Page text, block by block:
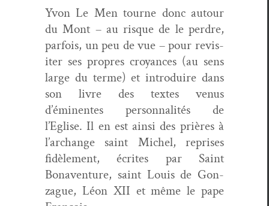
Yvon Le Men tourne donc autour
du Mont – au risque de le per­dre,
par­fois, un peu de vue – pour revis­
iter ses pro­pres croy­ances (au sens
large du terme) et intro­duire dans
son livre des textes venus
d’éminentes per­son­nal­ités de
l’Eglise. Il en est ain­si des prières à
l’archange saint Michel, repris­es
fidèle­ment, écrites par Saint
Bonaven­ture, saint Louis de Gon­
zague, Léon XII et même le pape